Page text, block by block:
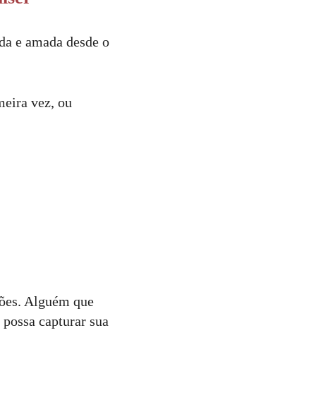
e amada desde o
vez, ou
Alguém que
capturar sua